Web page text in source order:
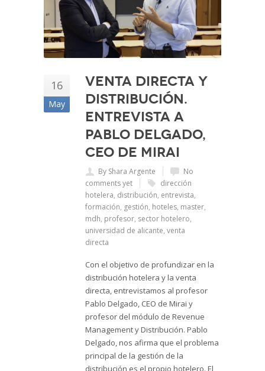
16
May
Venta directa y
distribución.
Entrevista a
Pablo Delgado,
CEO de Mirai
By Shara Argente
No
comments yet
dirección
hotelera, distribución, entrevista,
formación, gestión, hoteles, master,
mdh, profesor, sector hotelero,
universidad de alicante, venta
directa
Con el objetivo de profundizar en la
distribución hotelera y la venta
directa, entrevistamos al profesor
Pablo Delgado, CEO de Mirai y
profesor del módulo de Revenue
Management y Distribución. Pablo
Delgado, nos afirma que el problema
principal de la gestión de la
distribución es el propio hotelero. El